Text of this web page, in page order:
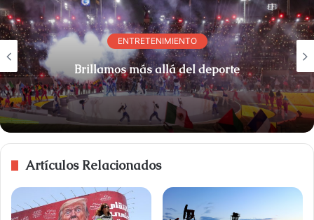
ENTRETENIMIENTO
Brillamos más allá del deporte
Artículos Relacionados